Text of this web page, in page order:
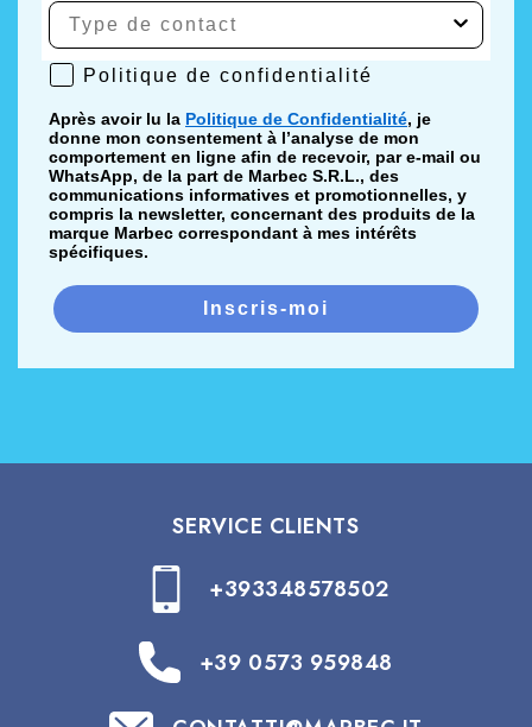
Politique de confidentialité
Politique de confidentialité
Après avoir lu la Politique de Confidentialité, je
donne mon consentement à l’analyse de mon
comportement en ligne afin de recevoir, par e-mail ou
WhatsApp, de la part de Marbec S.R.L., des
communications informatives et promotionnelles, y
compris la newsletter, concernant des produits de la
marque Marbec correspondant à mes intérêts
spécifiques.
Inscris-moi
SERVICE CLIENTS
+393348578502
+39 0573 959848